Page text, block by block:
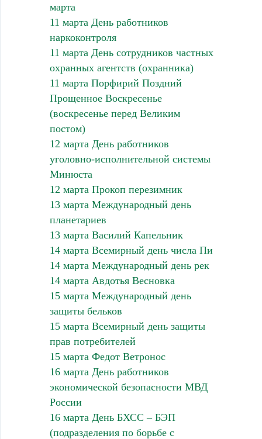
марта
11 марта День работников
наркоконтроля
11 марта День сотрудников частных
охранных агентств (охранника)
11 марта Порфирий Поздний
Прощенное Воскресенье
(воскресенье перед Великим
постом)
12 марта День работников
уголовно-исполнительной системы
Минюста
12 марта Прокоп перезимник
13 марта Международный день
планетариев
13 марта Василий Капельник
14 марта Всемирный день числа Пи
14 марта Международный день рек
14 марта Авдотья Весновка
15 марта Международный день
защиты бельков
15 марта Всемирный день защиты
прав потребителей
15 марта Федот Ветронос
16 марта День работников
экономической безопасности МВД
России
16 марта День БХСС – БЭП
(подразделения по борьбе с